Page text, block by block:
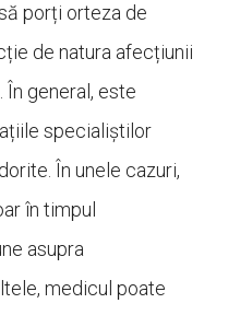
porți orteza de
de natura afecțiunii
general, este
specialiștilor
În unele cazuri,
în timpul
asupra
medicul poate